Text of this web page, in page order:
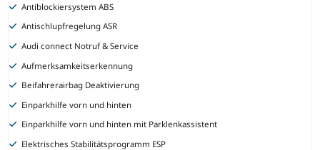
Antiblockiersystem ABS
Antischlupfregelung ASR
Audi connect Notruf & Service
Aufmerksamkeitserkennung
Beifahrerairbag Deaktivierung
Einparkhilfe vorn und hinten
Einparkhilfe vorn und hinten mit Parklenkassistent
Elektrisches Stabilitätsprogramm ESP